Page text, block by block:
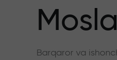
Barqaror va